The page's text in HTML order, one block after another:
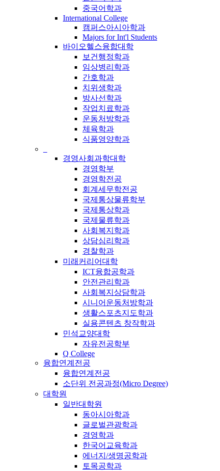
중국어학과
International College
캠퍼스아시아학과
Majors for Int'l Students
바이오헬스융합대학
보건행정학과
임상병리학과
간호학과
치위생학과
방사선학과
작업치료학과
운동처방학과
체육학과
식품영양학과
경영사회과학대학
경영학부
경영학전공
회계세무학전공
국제통상물류학부
국제통상학과
국제물류학과
사회복지학과
상담심리학과
경찰학과
미래커리어대학
ICT융합공학과
안전관리학과
사회복지상담학과
시니어운동처방학과
생활스포츠지도학과
실용콘텐츠 창작학과
민석교양대학
자유전공학부
Q College
융합연계전공
융합연계전공
소단위 전공과정(Micro Degree)
대학원
일반대학원
동아시아학과
글로벌관광학과
경영학과
한국어교육학과
에너지/생명공학과
토목공학과